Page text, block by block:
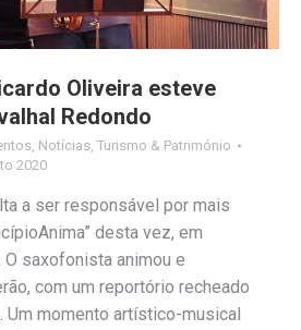
Oliveira esteve
Redondo
, Notícias, Turismo & Património
2020
a ser responsável por mais
desta vez, em
O saxofonista animou e
com um reportório recheado
momento artístico-musical